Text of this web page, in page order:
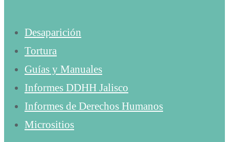
Desaparición
Tortura
Guías y Manuales
Informes DDHH Jalisco
Informes de Derechos Humanos
Micrositios